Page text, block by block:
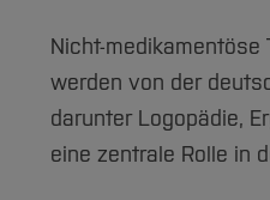
Nicht-
werden von der
darunter Logopädie,
eine zentrale Rolle in